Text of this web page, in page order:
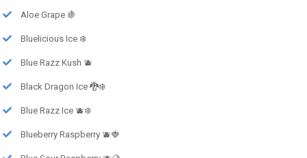
Aloe Grape 🍇
Bluelicious Ice ❄️
Blue Razz Kush 🫐
Black Dragon Ice 🐉❄️
Blue Razz Ice 🫐❄️
Blueberry Raspberry 🫐🍓